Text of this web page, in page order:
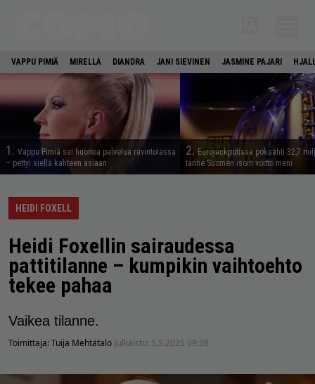
VAPPU PIMIÄ MIRELLA DIANDRA JANI SIEVINEN JASMINE PAJARI
1. Vappu Pimiä sai huonoa palvelua ravintolassa
– pettyi siellä kahteen asiaan
2. Eurojackpotissa poksahti 32,7
tänne Suomen isoin voitto meni
HEIDI FOXELL
Heidi Foxellin sairaudessa
pattitilanne – kumpikin vaihtoehto
tekee pahaa
Vaikea tilanne.
Toimittaja:Tuija Mehtätalo Julkaistu: 5.5.2025 09:38